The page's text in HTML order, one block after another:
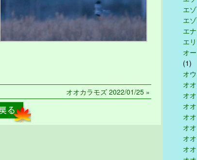
オオカラモズ 2022/01/25 »
エ
エ
エ
エ
オ
(1)
オ
オ
オ
オ
オ
オ
オ
オ